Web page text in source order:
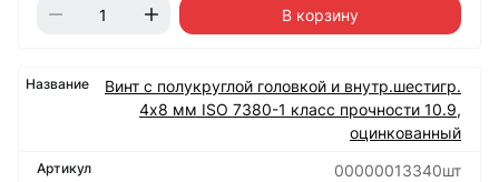
В корзину
Винт с полукруглой головкой и внутр.шестигр.
4х8 мм ISO 7380-1 класс прочности 10.9,
оцинкованный
00000013340шт